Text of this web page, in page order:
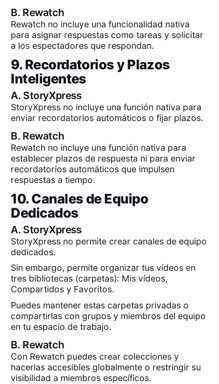
B. Rewatch
Rewatch no incluye una funcionalidad nativa
para asignar respuestas como tareas y solicitar
a los espectadores que respondan.
9. Recordatorios y Plazos
Inteligentes
A. StoryXpress
StoryXpress no incluye una función nativa para
enviar recordatorios automáticos o fijar plazos.
B. Rewatch
Rewatch no incluye una función nativa para
establecer plazos de respuesta ni para enviar
recordatorios automáticos que impulsen
respuestas a tiempo.
10. Canales de Equipo
Dedicados
A. StoryXpress
StoryXpress no permite crear canales de equipo
dedicados.
Sin embargo, permite organizar tus vídeos en
tres bibliotecas (carpetas): Mis vídeos,
Compartidos y Favoritos.
Puedes mantener estas carpetas privadas o
compartirlas con grupos y miembros del equipo
en tu espacio de trabajo.
B. Rewatch
Con Rewatch puedes crear colecciones y
hacerlas accesibles globalmente o restringir su
visibilidad a miembros específicos.